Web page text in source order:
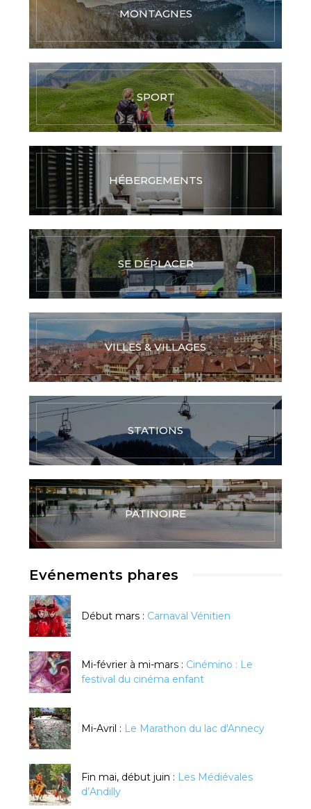
MONTAGNES
SPORT
HÉBERGEMENTS
SE DÉPLACER
VILLES & VILLAGES
STATIONS
PATINOIRE
Evénements phares
Début mars : Carnaval Vénitien
Mi-février à mi-mars : Cinémino : Le
festival du cinéma enfant
Mi-Avril : Le Marathon du lac d'Annecy
Fin mai, début juin : Les Médiévales
d’Andilly